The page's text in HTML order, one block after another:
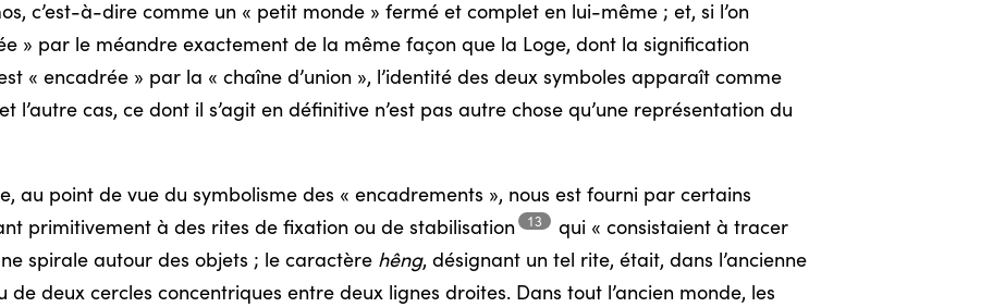
c’est-à-dire comme un « petit monde » fermé et complet en lui-même ; et, si l’on
» par le méandre exactement de la même façon que la Loge, dont la signification
« encadrée » par la « chaîne d’union », l’identité des deux symboles apparaît comme
l’autre cas, ce dont il s’agit en définitive n’est pas autre chose qu’une représentation du
au point de vue du symbolisme des « encadrements », nous est fourni par certains
primitivement à des rites de fixation ou de stabilisation 13
qui « consistaient à tracer
spirale autour des objets ; le caractère hêng, désignant un tel rite, était, dans l’ancienne
de deux cercles concentriques entre deux lignes droites. Dans tout l’ancien monde, les